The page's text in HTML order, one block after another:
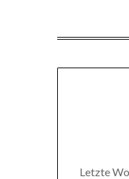
Letzte